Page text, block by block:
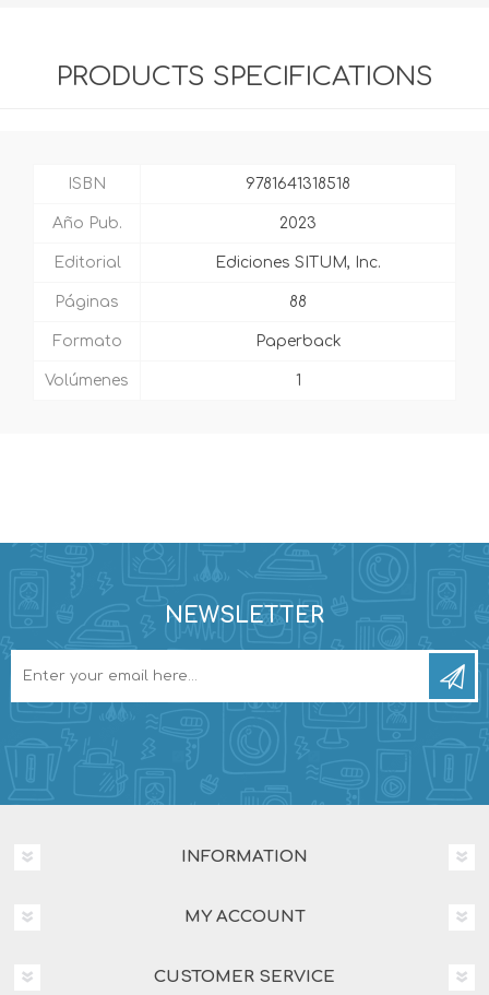
PRODUCTS SPECIFICATIONS
ISBN 9781641318518
Año Pub. 2023
Editorial Ediciones SITUM, Inc.
Páginas 88
Formato Paperback
Volúmenes 1
NEWSLETTER
INFORMATION
MY ACCOUNT
CUSTOMER SERVICE